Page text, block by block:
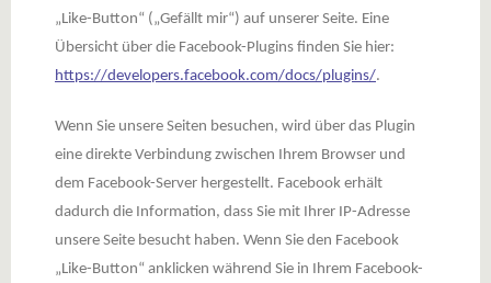
„Like-Button“ („Gefällt mir“) auf unserer Seite. Eine
Übersicht über die Facebook-Plugins finden Sie hier:
https://developers.facebook.com/docs/plugins/.
Wenn Sie unsere Seiten besuchen, wird über das Plugin
eine direkte Verbindung zwischen Ihrem Browser und
dem Facebook-Server hergestellt. Facebook erhält
dadurch die Information, dass Sie mit Ihrer IP-Adresse
unsere Seite besucht haben. Wenn Sie den Facebook
„Like-Button“ anklicken während Sie in Ihrem Facebook-